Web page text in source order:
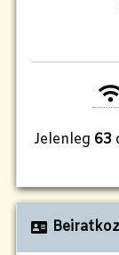
Jelenleg 63